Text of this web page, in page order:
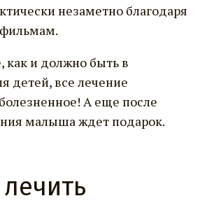
незаметно благодаря
как и должно быть в
детей, все лечение
А еще после
малыша ждет подарок.